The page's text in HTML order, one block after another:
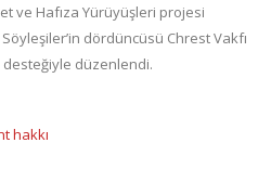
ve Hafıza Yürüyüşleri projesi
dördüncüsü Chrest Vakfı
düzenlendi.
hakkı